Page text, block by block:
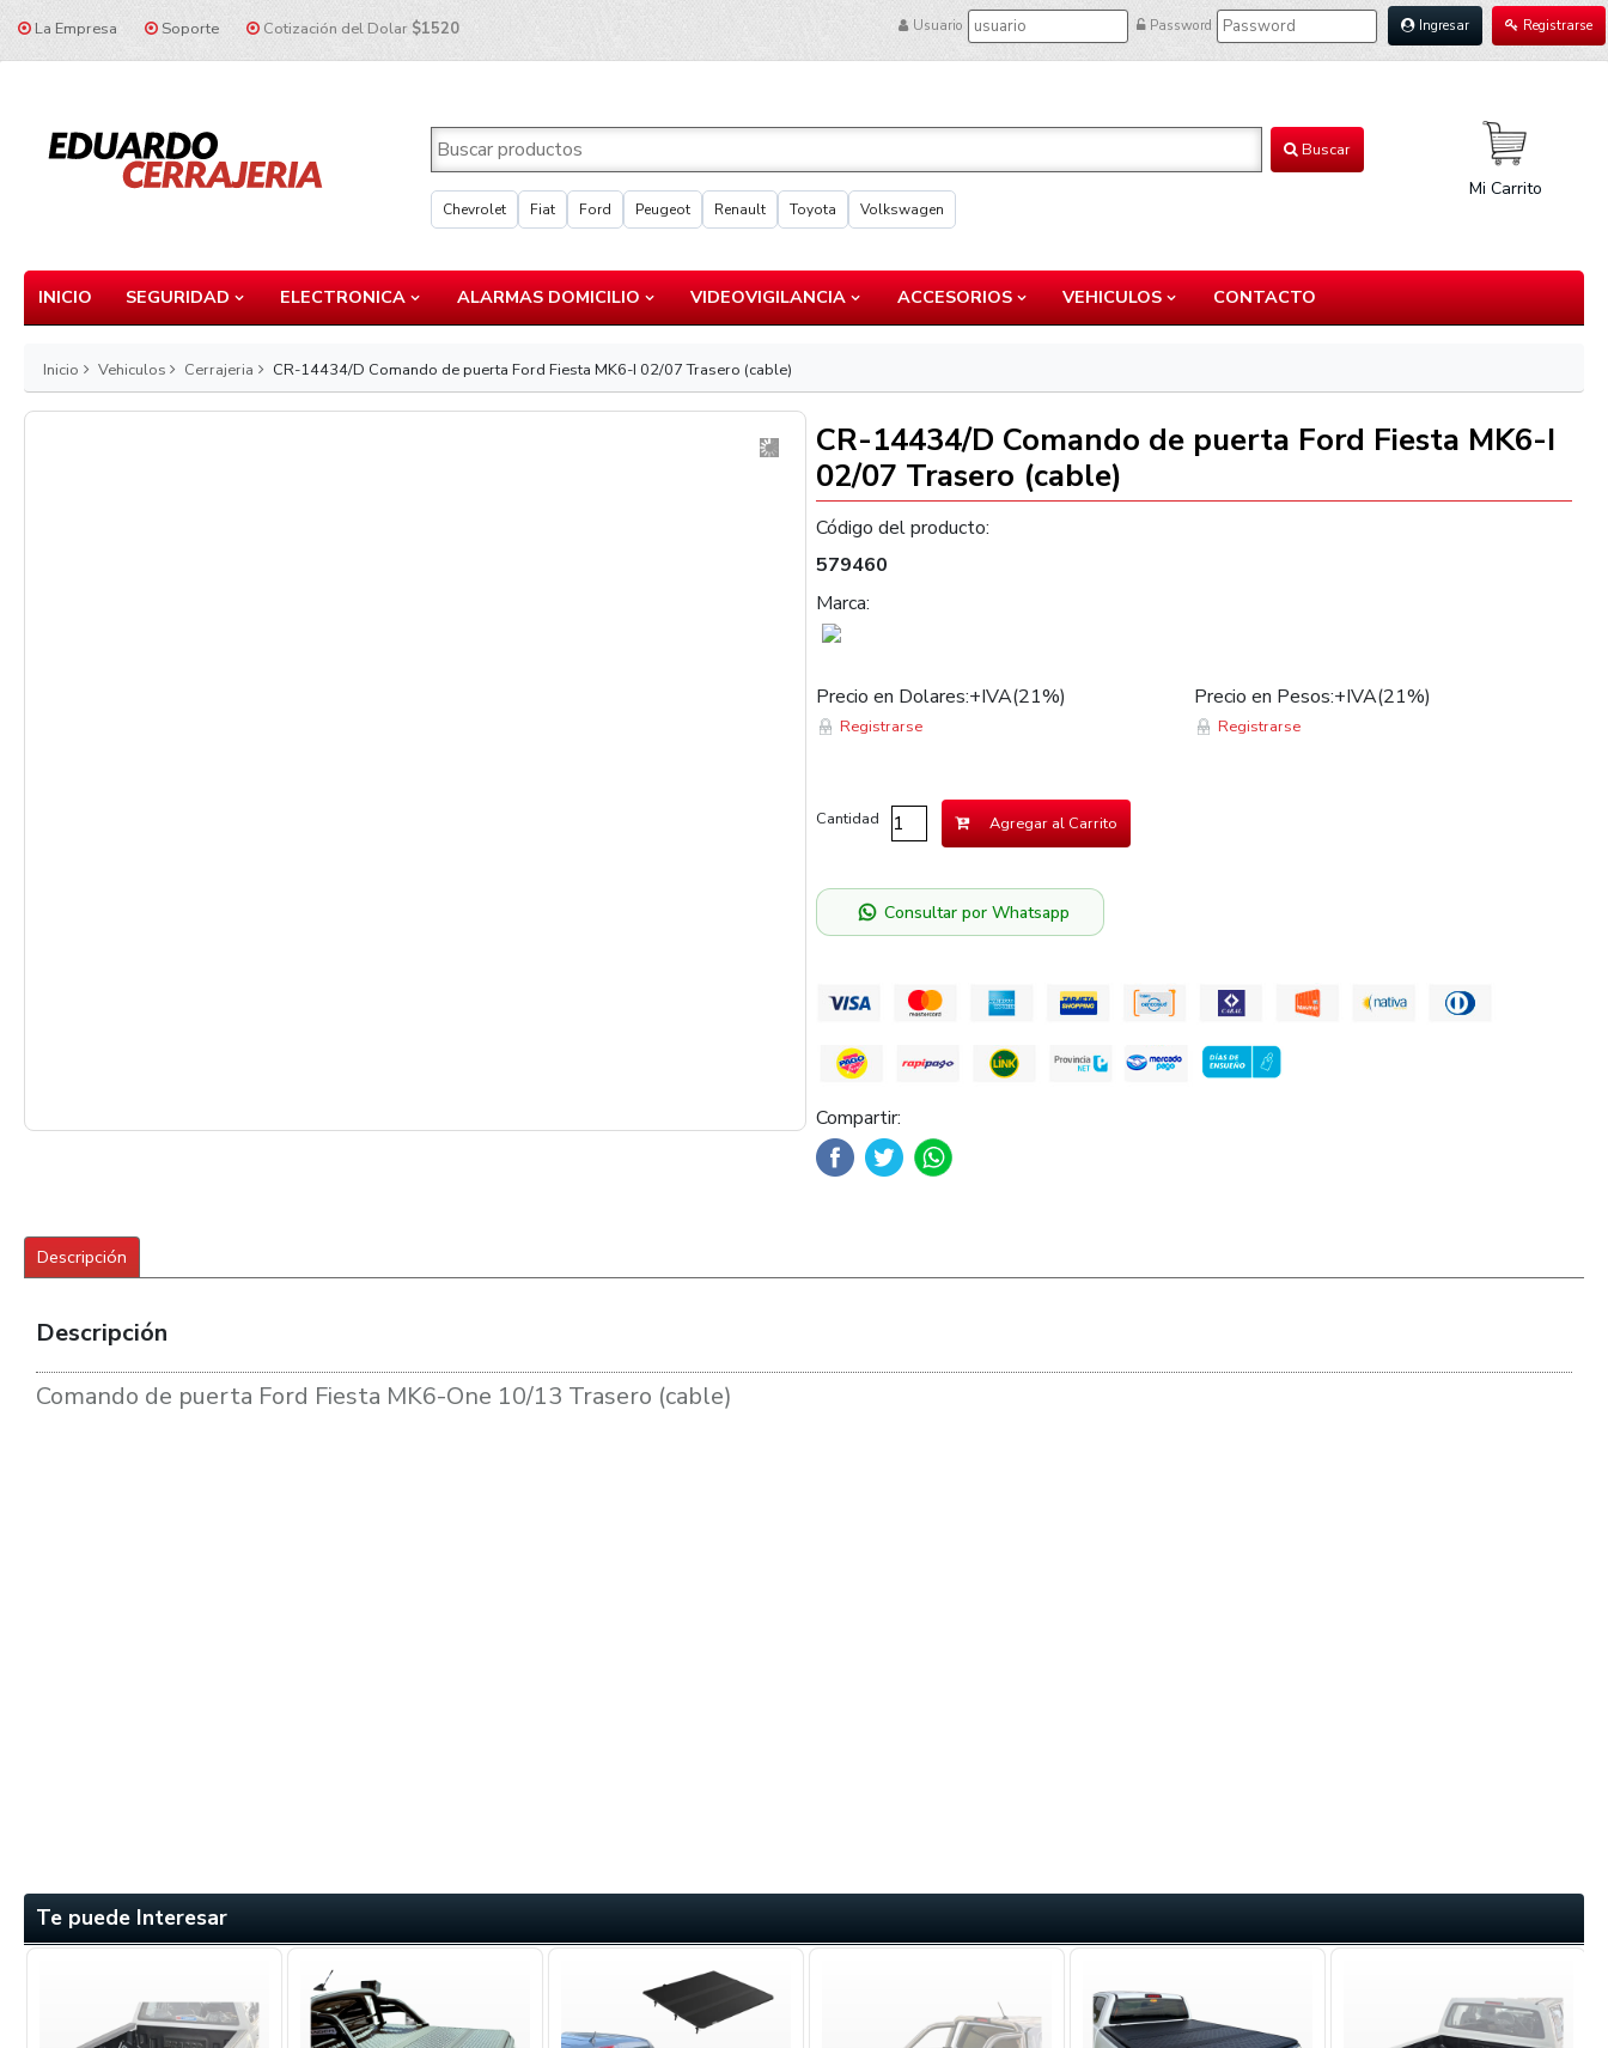
La Empresa Soporte Cotización del Dolar $1520 Usuario Password Ingresar Registrarse
Buscar
Chevrolet Fiat Ford Peugeot Renault Toyota Volkswagen
Mi Carrito
INICIO SEGURIDAD ELECTRONICA ALARMAS DOMICILIO VIDEOVIGILANCIA ACCESORIOS VEHICULOS CONTACTO
Inicio Vehiculos Cerrajeria CR-14434/D Comando de puerta Ford Fiesta MK6-I 02/07 Trasero (cable)
CR-14434/D Comando de puerta Ford Fiesta MK6-I
02/07 Trasero (cable)
Código del producto:
579460
Marca:
Precio en Dolares:+IVA(21%)
Registrarse
Precio en Pesos:+IVA(21%)
Registrarse
Cantidad Agregar al Carrito
Consultar por Whatsapp
Compartir:
Descripción
Descripción
Comando de puerta Ford Fiesta MK6-One 10/13 Trasero (cable)
Te puede Interesar